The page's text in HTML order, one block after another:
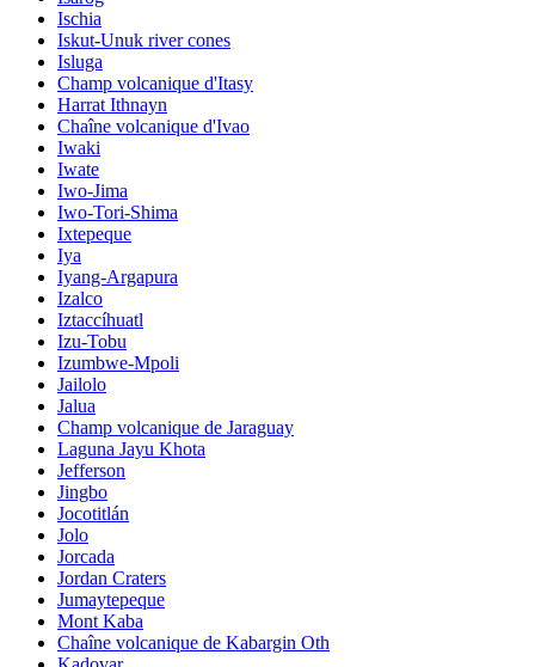
Ischia
Iskut-Unuk river cones
Isluga
Champ volcanique d'Itasy
Harrat Ithnayn
Chaîne volcanique d'Ivao
Iwaki
Iwate
Iwo-Jima
Iwo-Tori-Shima
Ixtepeque
Iya
Iyang-Argapura
Izalco
Iztaccíhuatl
Izu-Tobu
Izumbwe-Mpoli
Jailolo
Jalua
Champ volcanique de Jaraguay
Laguna Jayu Khota
Jefferson
Jingbo
Jocotitlán
Jolo
Jorcada
Jordan Craters
Jumaytepeque
Mont Kaba
Chaîne volcanique de Kabargin Oth